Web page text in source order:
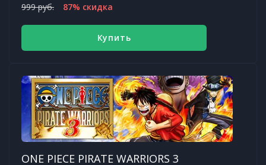
999 руб. 87% скидка
Купить
ONE PIECE PIRATE WARRIORS 3